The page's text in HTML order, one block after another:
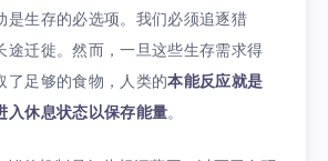
是生存的必选项。我们必须追逐猎
途迁徙。然而，一旦这些生存需求得
了足够的食物，人类的本能反应就是
入休息状态以保存能量。